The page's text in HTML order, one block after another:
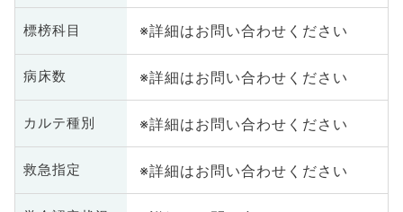
標榜科目 ※詳細はお問い合わせください
病床数 ※詳細はお問い合わせください
カルテ種別 ※詳細はお問い合わせください
救急指定 ※詳細はお問い合わせください